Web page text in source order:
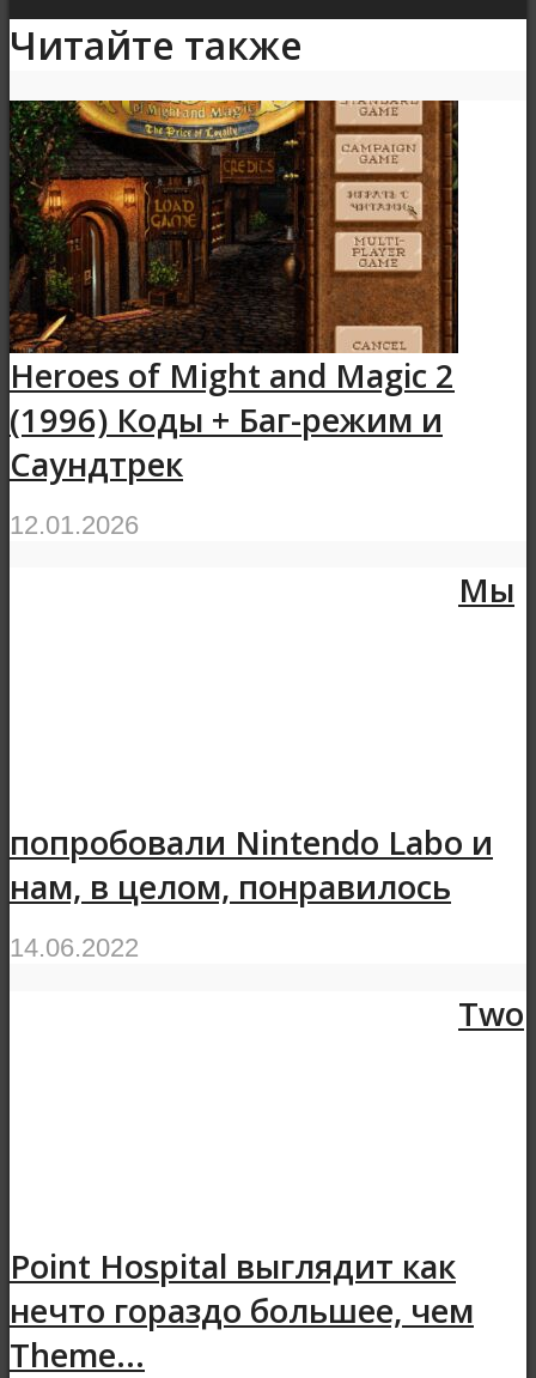
Читайте также
Heroes of Might and Magic 2
(1996) Коды + Баг-режим и
Саундтрек
12.01.2026
Мы
попробовали Nintendo Labo и
нам, в целом, понравилось
14.06.2022
Two
Point Hospital выглядит как
нечто гораздо большее, чем
Theme...